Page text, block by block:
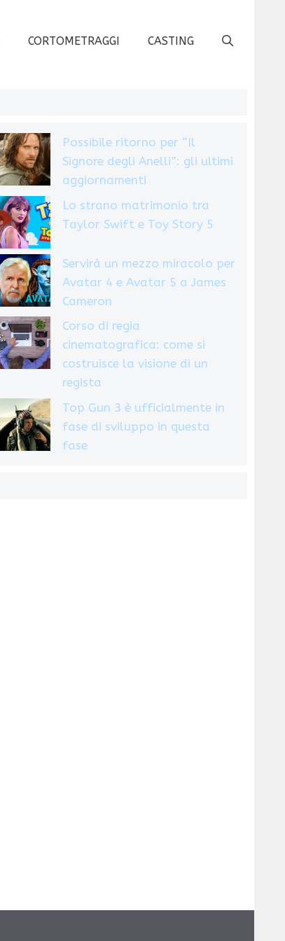
CORTOMETRAGGI CASTING
Possibile ritorno per “Il
Signore degli Anelli”: gli ultimi
aggiornamenti
Lo strano matrimonio tra
Taylor Swift e Toy Story 5
Servirà un mezzo miracolo per
Avatar 4 e Avatar 5 a James
Cameron
Corso di regia
cinematografica: come si
costruisce la visione di un
regista
Top Gun 3 è ufficialmente in
fase di sviluppo in questa
fase